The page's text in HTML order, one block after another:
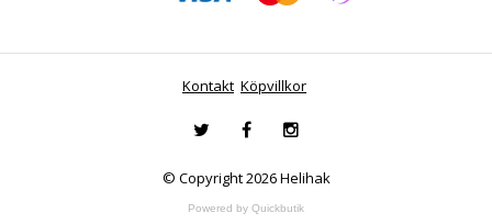
Kontakt Köpvillkor
© Copyright 2026 Helihak
Powered by Quickbutik